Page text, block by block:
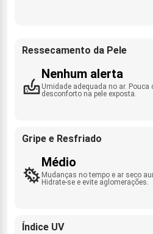
Ressecamento da Pele
Nenhum alerta
Umidade adequada no ar. Pouca
desconforto na pele exposta.
Gripe e Resfriado
Médio
Mudanças no tempo e ar seco
Hidrate-se e evite aglomerações.
Índice UV